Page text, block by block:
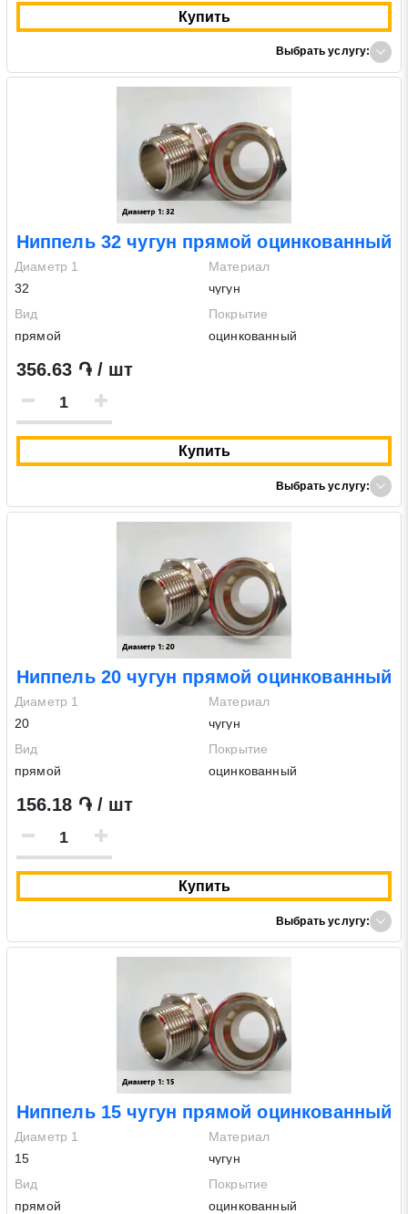
Купить
Выбрать услугу:
Ниппель 32 чугун прямой оцинкованный
Диаметр 1
32
Материал
чугун
Вид
прямой
Покрытие
оцинкованный
356.63 ֏ / шт
Купить
Выбрать услугу:
Ниппель 20 чугун прямой оцинкованный
Диаметр 1
20
Материал
чугун
Вид
прямой
Покрытие
оцинкованный
156.18 ֏ / шт
Купить
Выбрать услугу:
Ниппель 15 чугун прямой оцинкованный
Диаметр 1
15
Материал
чугун
Вид
прямой
Покрытие
оцинкованный